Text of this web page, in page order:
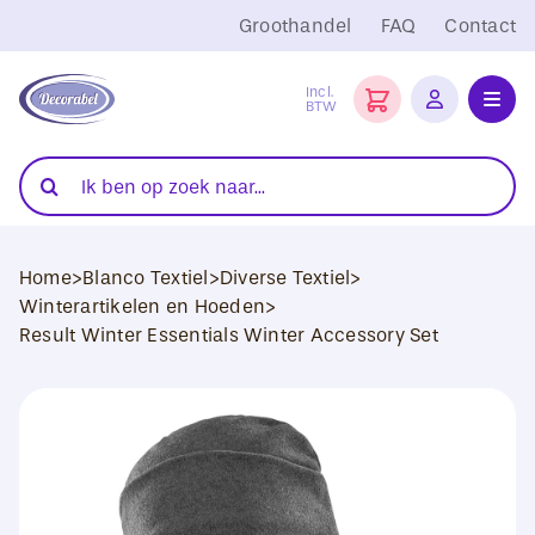
naar
inhoud
Groothandel FAQ Contact
Incl.
BTW
Folies
Transferpersen
Sublimatie
Hobby Artikelen
DTF Transfers
Zoeken
naar:
Home>Blanco Textiel>Diverse Textiel>
Winterartikelen en Hoeden>
Result Winter Essentials Winter Accessory Set